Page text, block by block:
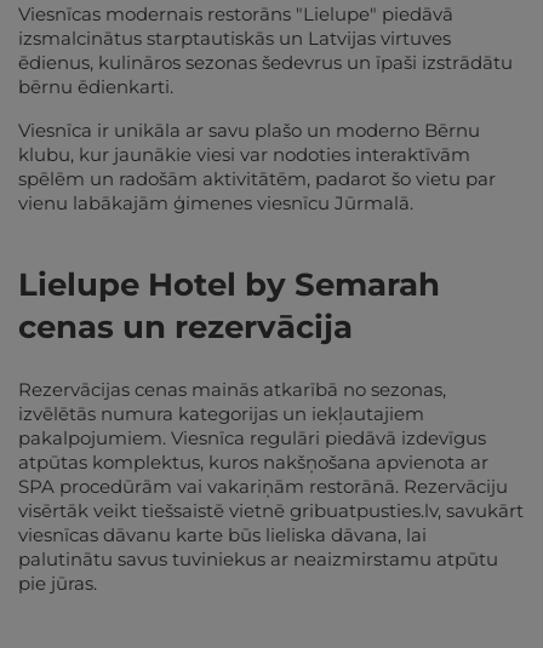
Viesnīcas modernais restorāns "Lielupe" piedāvā
izsmalcinātus starptautiskās un Latvijas virtuves
ēdienus, kulināros sezonas šedevrus un īpaši izstrādātu
bērnu ēdienkarti.
Viesnīca ir unikāla ar savu plašo un moderno Bērnu
klubu, kur jaunākie viesi var nodoties interaktīvām
spēlēm un radošām aktivitātēm, padarot šo vietu par
vienu labākajām ģimenes viesnīcu Jūrmalā.
Lielupe Hotel by Semarah
cenas un rezervācija
Rezervācijas cenas mainās atkarībā no sezonas,
izvēlētās numura kategorijas un iekļautajiem
pakalpojumiem. Viesnīca regulāri piedāvā izdevīgus
atpūtas komplektus, kuros nakšņošana apvienota ar
SPA procedūrām vai vakariņām restorānā. Rezervāciju
visērtāk veikt tiešsaistē vietnē gribuatpusties.lv, savukārt
viesnīcas dāvanu karte būs lieliska dāvana, lai
palutinātu savus tuviniekus ar neaizmirstamu atpūtu
pie jūras.